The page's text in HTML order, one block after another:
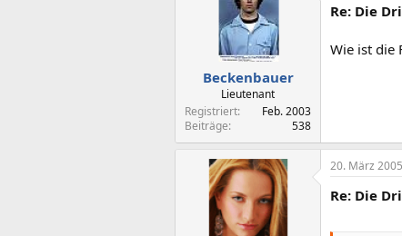
Beckenbauer
Lieutenant
Registriert
Feb. 2003
Beiträge
538
Re: Die
Wie ist die
20. März 2005
Re: Die